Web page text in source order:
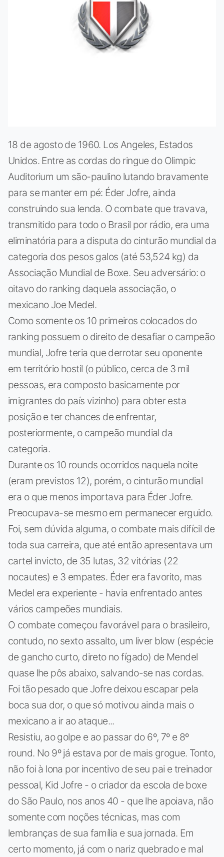
18 de agosto de 1960. Los Angeles, Estados
Unidos. Entre as cordas do ringue do Olimpic
Auditorium um são-paulino lutando bravamente
para se manter em pé: Éder Jofre, ainda
construindo sua lenda. O combate que travava,
transmitido para todo o Brasil por rádio, era uma
eliminatória para a disputa do cinturão mundial da
categoria dos pesos galos (até 53,524 kg) da
Associação Mundial de Boxe. Seu adversário: o
oitavo do ranking daquela associação, o
mexicano Joe Medel.
Como somente os 10 primeiros colocados do
ranking possuem o direito de desafiar o campeão
mundial, Jofre teria que derrotar seu oponente
em território hostil (o público, cerca de 3 mil
pessoas, era composto basicamente por
imigrantes do país vizinho) para obter esta
posição e ter chances de enfrentar,
posteriormente, o campeão mundial da
categoria.
Durante os 10 rounds ocorridos naquela noite
(eram previstos 12), porém, o cinturão mundial
era o que menos importava para Éder Jofre.
Preocupava-se mesmo em permanecer erguido.
Foi, sem dúvida alguma, o combate mais difícil de
toda sua carreira, que até então apresentava um
cartel invicto, de 35 lutas, 32 vitórias (22
nocautes) e 3 empates. Éder era favorito, mas
Medel era experiente - havia enfrentado antes
vários campeões mundiais.
O combate começou favorável para o brasileiro,
contudo, no sexto assalto, um liver blow (espécie
de gancho curto, direto no fígado) de Mendel
quase lhe pôs abaixo, salvando-se nas cordas.
Foi tão pesado que Jofre deixou escapar pela
boca sua dor, o que só motivou ainda mais o
mexicano a ir ao ataque...
Resistiu, ao golpe e ao passar do 6º, 7º e 8º
round. No 9º já estava por de mais grogue. Tonto,
não foi à lona por incentivo de seu pai e treinador
pessoal, Kid Jofre - o criador da escola de boxe
do São Paulo, nos anos 40 - que lhe apoiava, não
somente com noções técnicas, mas com
lembranças de sua família e sua jornada. Em
certo momento, já com o nariz quebrado e mal